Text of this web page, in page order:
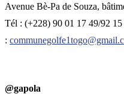
Avenue Bè-Pa de Souza,
Tél : (+228) 90 01 17 49/92
:
@gapola